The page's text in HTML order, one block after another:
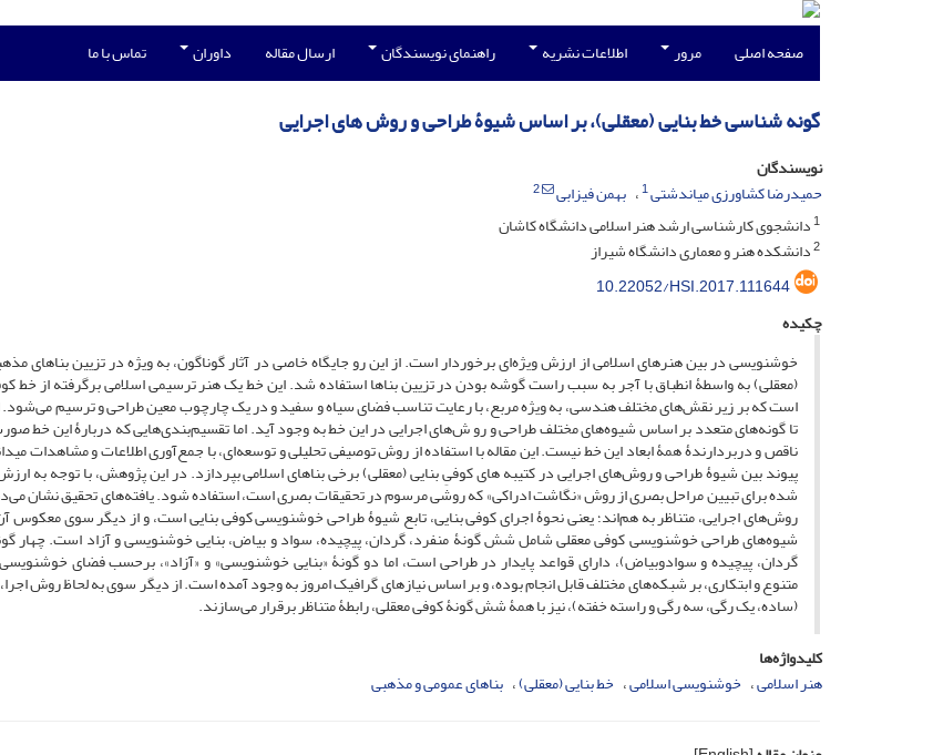
صفحه اصلی مرور اطلاعات نشریه راهنمای نویسندگان ارسال مقاله داوران تماس با ما
گونه شناسی خط بنایی (معقلی)، بر اساس شیوۀ طراحی و روش های اجرایی
نویسندگان
حمیدرضا کشاورزی میاندشتی1 بهمن فیزابی
2
1دانشجوی کارشناسی ارشد هنر اسلامی دانشگاه کاشان
2دانشکده هنر و معماری دانشگاه شیراز
10.22052/HSI.2017.111644
چکیده
خوشنویسی در بین هنرهای اسلامی از ارزش ویژه‌ای برخوردار است. از این رو جایگاه خاصی در آثار گوناگون، به ویژه در تزیین بناهای
(معقلی) به واسطۀ انطباق با آجر به سبب راست گوشه بودن در تزیین بناها استفاده شد. این خط یک هنر ترسیمی اسلامی برگرفته از خط
است که بر زیر نقش‌های مختلف هندسی، به ویژه مربع، با رعایت تناسب فضای سیاه و سفید و در یک چارچوب معین طراحی و ترسیم می‌شود.
تا گونه‌های متعدد بر اساس شیوه‌های مختلف طراحی و رو ش‌های اجرایی در این خط به وجود آید. اما تقسیم‌بندی‌هایی که دربارۀ این خط
ناقص و دربردارندۀ همۀ ابعاد این خط نیست. این مقاله با استفاده از روش توصیفی تحلیلی و توسعه‌ای، با جمع‌آوری اطلاعات و مشاهدات
پیوند بین شیوۀ طراحی و روش‌های اجرایی در کتیبه های کوفیِ بنایی (معقلی) برخی بناهای اسلامی بپردازد. در این پژوهش، با توجه به
شده برای تبیین مراحل بصری از روش «نگاشت ادراکی» که روشی مرسوم در تحقیقات بصری است، استفاده شود. یافته‌های تحقیق نشان
روش‌های اجرایی، متناظر به هم‌اند؛ یعنی نحوۀ اجرای کوفی بنایی، تابع شیوۀ طراحی خوشنویسی کوفی بنایی است، و از دیگر سوی
شیوه‌های طراحی خوشنویسی کوفی معقلی شامل شش گونۀ منفرد، گردان، پیچیده، سواد و بیاض، بنایی خوشنویسی و آزاد است. چهار
گردان، پیچیده و سوادوبیاض)، دارای قواعد پایدار در طراحی است، اما دو گونۀ «بنایی خوشنویسی» و «آزاد»، برحسب فضای
متنوع و ابتکاری، بر شبکه‌های مختلف قابل انجام بوده، و بر اساس نیازهای گرافیک امروز به وجود آمده است. از دیگر سوی به لحاظ روش
(ساده، یک رگی، سه رگی و راسته خفته)، نیز با همۀ شش گونۀ کوفی معقلی، رابطۀ متناظر برقرار می‌سازند.
کلیدواژه‌ها
هنر اسلامی خوشنویسی اسلامی خط بنایی (معقلی) بناهای عمومی و مذهبی